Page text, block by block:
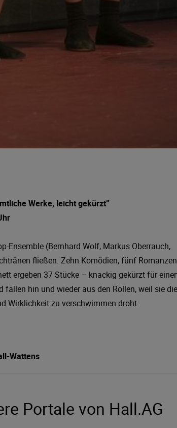
Werke, leicht gekürzt”
Ensemble (Bernhard Wolf, Markus Oberrauch,
fließen. Zehn Komödien, fünf
ergeben 37 Stücke – knackig gekürzt für
fallen hin und wieder aus den Rollen, weil sie die
Wirklichkeit zu verschwimmen droht.
Wattens
Portale von Hall.AG